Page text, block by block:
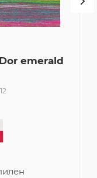
emerald